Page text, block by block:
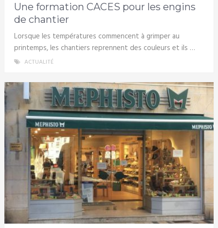
Une formation CACES pour les engins
de chantier
Lorsque les températures commencent à grimper au
printemps, les chantiers reprennent des couleurs et ils …
ACTUALITÉ